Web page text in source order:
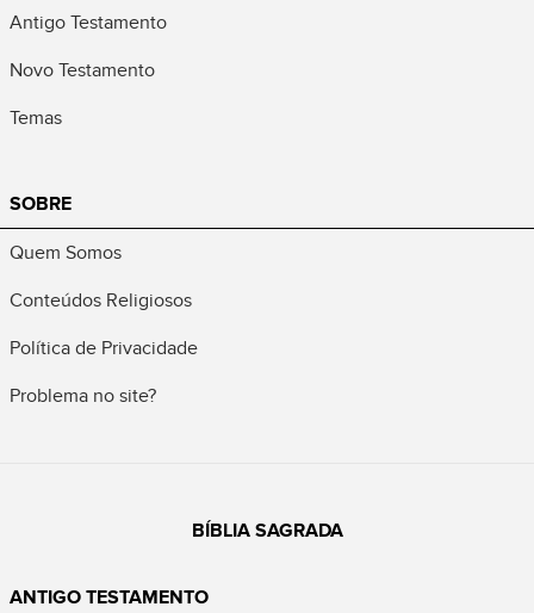
Antigo Testamento
Novo Testamento
Temas
SOBRE
Quem Somos
Conteúdos Religiosos
Política de Privacidade
Problema no site?
BÍBLIA SAGRADA
ANTIGO TESTAMENTO